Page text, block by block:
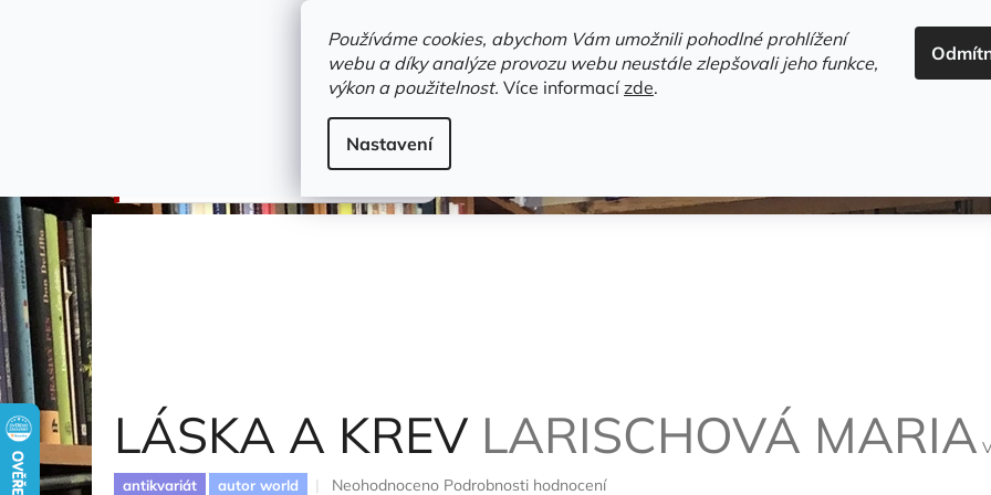
Používáme cookies, abychom Vám umožnili pohodlné prohlížení
webu a díky analýze provozu webu neustále zlepšovali jeho funkce,
výkon a použitelnost. Více informacízde.
Nastavení
HLEDAT
Novinky Trvalky a bestsellery
Larischová Maria
LÁSKA A KREV LARISCHOVÁ MARIA
antikvariát autor world
Průměrné
Neohodnoceno Podrobnosti hodnocení